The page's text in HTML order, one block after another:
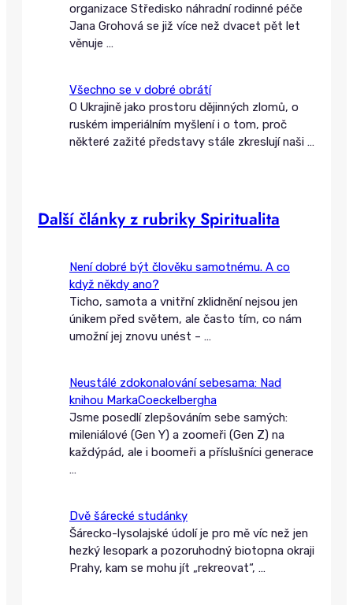
organizace Středisko náhradní rodinné péče
Jana Grohová se již více než dvacet pět let
věnuje …
Všechno se v dobré obrátí
O Ukrajině jako prostoru dějinných zlomů, o
ruském imperiálním myšlení i o tom, proč
některé zažité představy stále zkreslují naši …
Další články z rubriky Spiritualita
Není dobré být člověku samotnému. A co
když někdy ano?
Ticho, samota a vnitřní zklidnění nejsou jen
únikem před světem, ale často tím, co nám
umožní jej znovu unést – …
Neustálé zdokonalování sebesama: Nad
knihou MarkaCoeckelbergha
Jsme posedlí zlepšováním sebe samých:
mileniálové (Gen Y) a zoomeři (Gen Z) na
každýpád, ale i boomeři a příslušníci generace
…
Dvě šárecké studánky
Šárecko-lysolajské údolí je pro mě víc než jen
hezký lesopark a pozoruhodný biotopna okraji
Prahy, kam se mohu jít „rekreovat“, …